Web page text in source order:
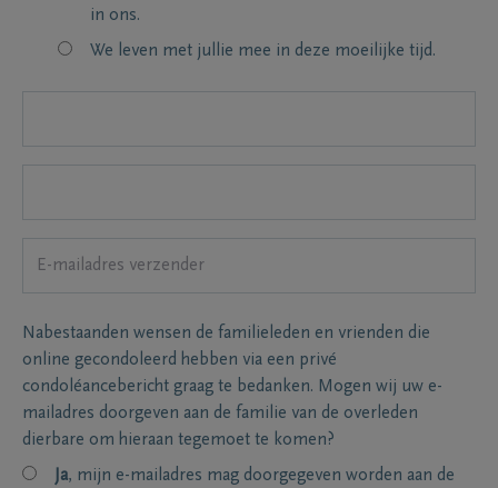
in ons.
We leven met jullie mee in deze moeilijke tijd.
Nabestaanden wensen de familieleden en vrienden die
online gecondoleerd hebben via een privé
condoléancebericht graag te bedanken. Mogen wij uw e-
mailadres doorgeven aan de familie van de overleden
dierbare om hieraan tegemoet te komen?
Ja, mijn e-mailadres mag doorgegeven worden aan de